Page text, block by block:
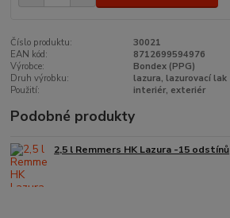
Číslo produktu:
30021
EAN kód:
8712699594976
Výrobce:
Bondex (PPG)
Druh výrobku:
lazura, lazurovací lak
Použití:
interiér, exteriér
Podobné produkty
2,5 l Remmers HK Lazura -15 odstínů